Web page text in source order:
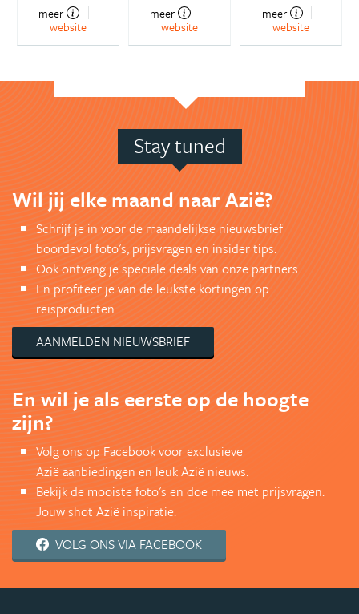
meer
website
meer
website
meer
website
Stay tuned
Wil jij elke maand naar Azië?
Schrijf je in voor de maandelijkse nieuwsbrief
boordevol foto's, prijsvragen en insider tips.
Ook ontvang je speciale deals van onze partners.
En profiteer je van de leukste kortingen op
reisproducten.
AANMELDEN NIEUWSBRIEF
En wil je als eerste op de hoogte
zijn?
Volg ons op Facebook voor exclusieve
Azië aanbiedingen en leuk Azië nieuws.
Bekijk de mooiste foto's en doe mee met prijsvragen.
Jouw shot Azië inspiratie.
VOLG ONS VIA FACEBOOK